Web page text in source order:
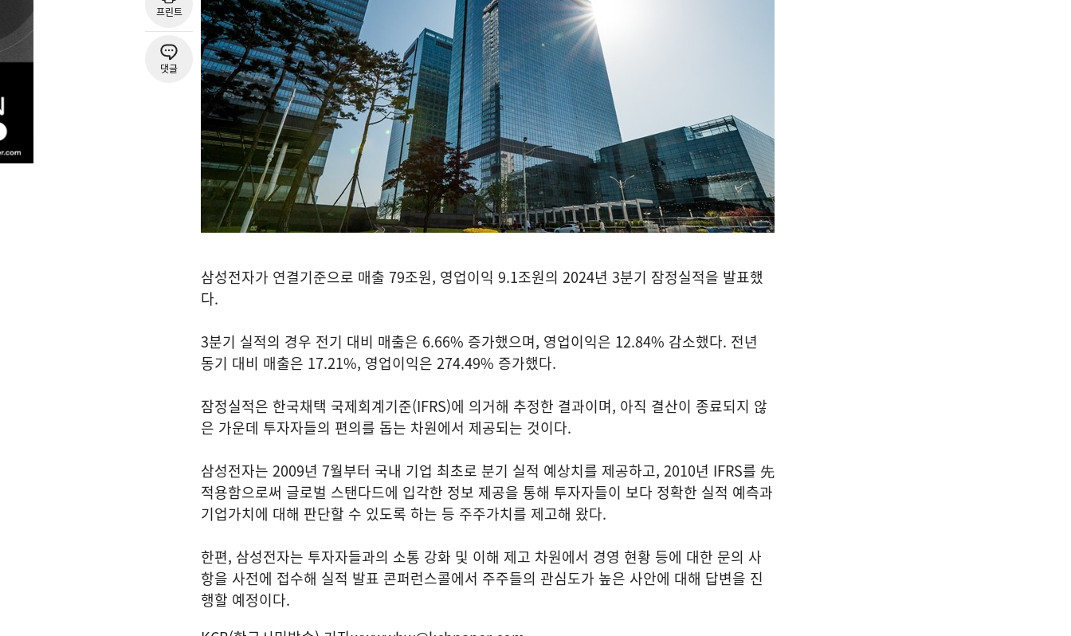
프린트
댓글
삼성전자가 연결기준으로 매출 79조원, 영업이익 9.1조원의 2024년 3분기 잠정실적을 발표했
다.
3분기 실적의 경우 전기 대비 매출은 6.66% 증가했으며, 영업이익은 12.84% 감소했다. 전년
동기 대비 매출은 17.21%, 영업이익은 274.49% 증가했다.
잠정실적은 한국채택 국제회계기준(IFRS)에 의거해 추정한 결과이며, 아직 결산이 종료되지 않
은 가운데 투자자들의 편의를 돕는 차원에서 제공되는 것이다.
삼성전자는 2009년 7월부터 국내 기업 최초로 분기 실적 예상치를 제공하고, 2010년 IFRS를 先
적용함으로써 글로벌 스탠다드에 입각한 정보 제공을 통해 투자자들이 보다 정확한 실적 예측과
기업가치에 대해 판단할 수 있도록 하는 등 주주가치를 제고해 왔다.
한편, 삼성전자는 투자자들과의 소통 강화 및 이해 제고 차원에서 경영 현황 등에 대한 문의 사
항을 사전에 접수해 실적 발표 콘퍼런스콜에서 주주들의 관심도가 높은 사안에 대해 답변을 진
행할 예정이다.